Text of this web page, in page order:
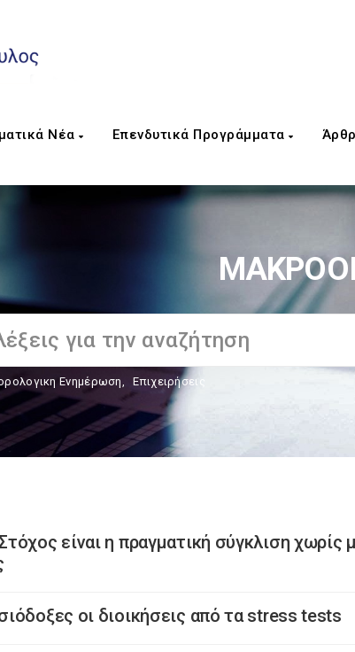
Νέα Επενδυτικά Προγράμματα
Ενημέρωση, Επιχειρήσεις
είναι η πραγματική σύγκλιση χωρίς
οι διοικήσεις από τα stress tests